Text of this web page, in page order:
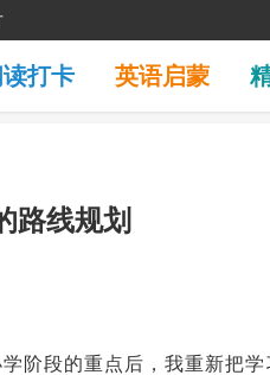
打卡 英语启蒙
路线规划
阶段的重点后，我重新把